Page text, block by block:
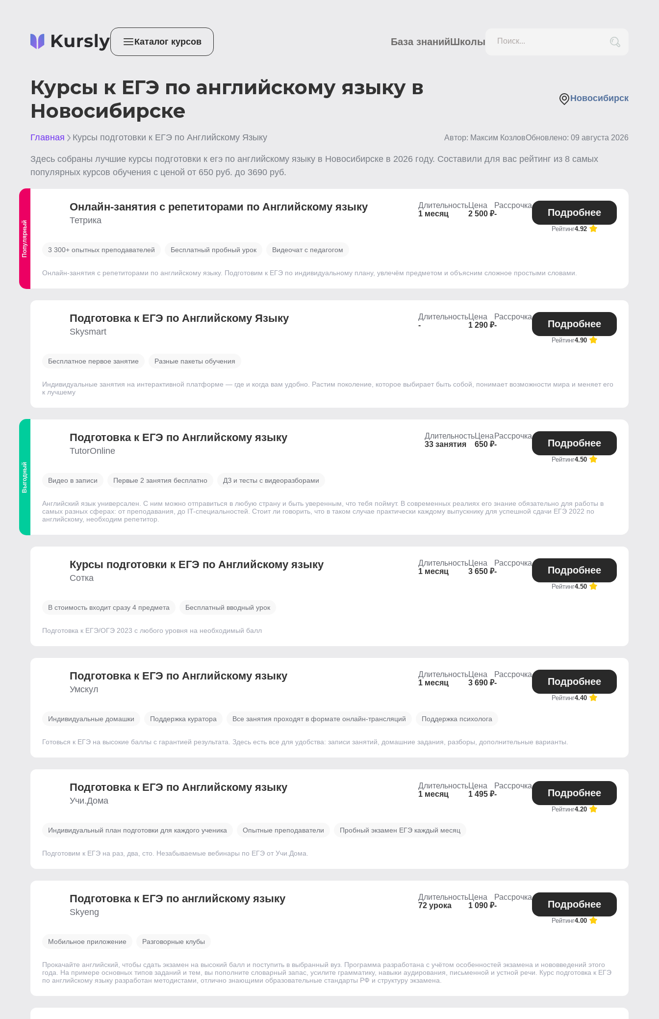
Каталог курсов База знанийШколы Поиск...
Курсы к ЕГЭ по английскому языку в
Новосибирске
Новосибирск
Главная Курсы подготовки к ЕГЭ по Английскому Языку Автор: Максим КозловОбновлено: 09 августа 2026
Здесь собраны лучшие курсы подготовки к егэ по английскому языку в Новосибирске в 2026 году. Составили для вас рейтинг из 8 самых
популярных курсов обучения с ценой от 650 руб. до 3690 руб.
Популярный
Онлайн-занятия с репетиторами по Английскому языку
Тетрика
Длительность
1 месяц
Цена
2 500 ₽
Рассрочка
-
Подробнее
Рейтинг4.92
3 300+ опытных преподавателей Бесплатный пробный урок Видеочат с педагогом
Онлайн-занятия с репетиторами по английскому языку. Подготовим к ЕГЭ по индивидуальному плану, увлечём предметом и объясним сложное простыми словами.
Подготовка к ЕГЭ по Английскому Языку
Skysmart
Длительность
-
Цена
1 290 ₽
Рассрочка
-
Подробнее
Рейтинг4.90
Бесплатное первое занятие Разные пакеты обучения
Индивидуальные занятия на интерактивной платформе — где и когда вам удобно. Растим поколение, которое выбирает быть собой, понимает возможности мира и меняет его
к лучшему
Выгодный
Подготовка к ЕГЭ по Английскому языку
TutorOnline
Длительность
33 занятия
Цена
650 ₽
Рассрочка
-
Подробнее
Рейтинг4.50
Видео в записи Первые 2 занятия бесплатно ДЗ и тесты с видеоразборами
Английский язык универсален. С ним можно отправиться в любую страну и быть уверенным, что тебя поймут. В современных реалиях его знание обязательно для работы в
самых разных сферах: от преподавания, до IT-специальностей. Стоит ли говорить, что в таком случае практически каждому выпускнику для успешной сдачи ЕГЭ 2022 по
английскому, необходим репетитор.
Курсы подготовки к ЕГЭ по Английскому языку
Сотка
Длительность
1 месяц
Цена
3 650 ₽
Рассрочка
-
Подробнее
Рейтинг4.50
В стоимость входит сразу 4 предмета Бесплатный вводный урок
Подготовка к ЕГЭ/ОГЭ 2023 с любого уровня на необходимый балл
Подготовка к ЕГЭ по Английскому языку
Умскул
Длительность
1 месяц
Цена
3 690 ₽
Рассрочка
-
Подробнее
Рейтинг4.40
Индивидуальные домашки Поддержка куратора Все занятия проходят в формате онлайн-трансляций Поддержка психолога
Готовься к ЕГЭ на высокие баллы с гарантией результата. Здесь есть все для удобства: записи занятий, домашние задания, разборы, дополнительные варианты.
Подготовка к ЕГЭ по Английскому языку
Учи.Дома
Длительность
1 месяц
Цена
1 495 ₽
Рассрочка
-
Подробнее
Рейтинг4.20
Индивидуальный план подготовки для каждого ученика Опытные преподаватели Пробный экзамен ЕГЭ каждый месяц
Подготовим к ЕГЭ на раз, два, сто. Незабываемые вебинары по ЕГЭ от Учи.Дома.
Подготовка к ЕГЭ по английскому языку
Skyeng
Длительность
72 урока
Цена
1 090 ₽
Рассрочка
-
Подробнее
Рейтинг4.00
Мобильное приложение Разговорные клубы
Прокачайте английский, чтобы сдать экзамен на высокий балл и поступить в выбранный вуз. Программа разработана с учётом особенностей экзамена и нововведений этого
года. На примере основных типов заданий и тем, вы пополните словарный запас, усилите грамматику, навыки аудирования, письменной и устной речи. Курс подготовка к ЕГЭ
по английскому языку разработан методистами, отлично знающими образовательные стандарты РФ и структуру экзамена.